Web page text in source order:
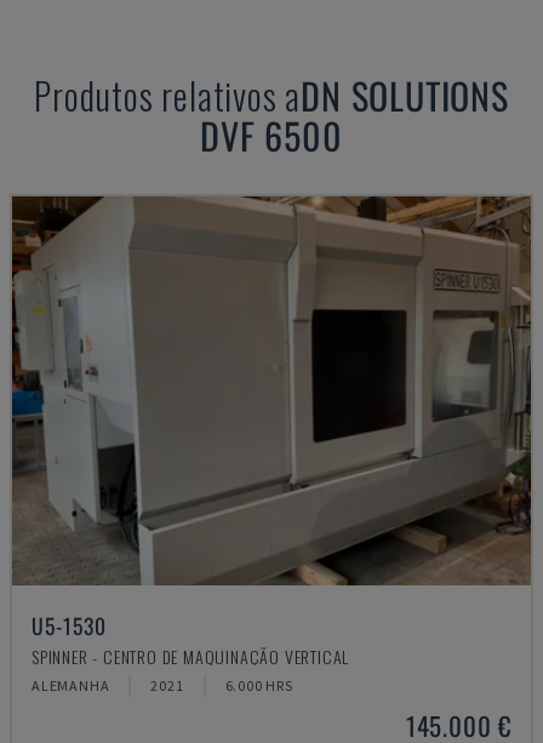
Produtos relativos aDN SOLUTIONS
DVF 6500
U5-1530
SPINNER - CENTRO DE MAQUINAÇÃO VERTICAL
ALEMANHA 2021 6.000 HRS
145.000 €